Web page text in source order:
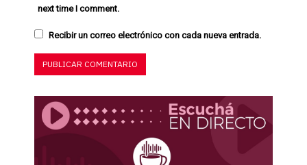
next time I comment.
Recibir un correo electrónico con cada nueva entrada.